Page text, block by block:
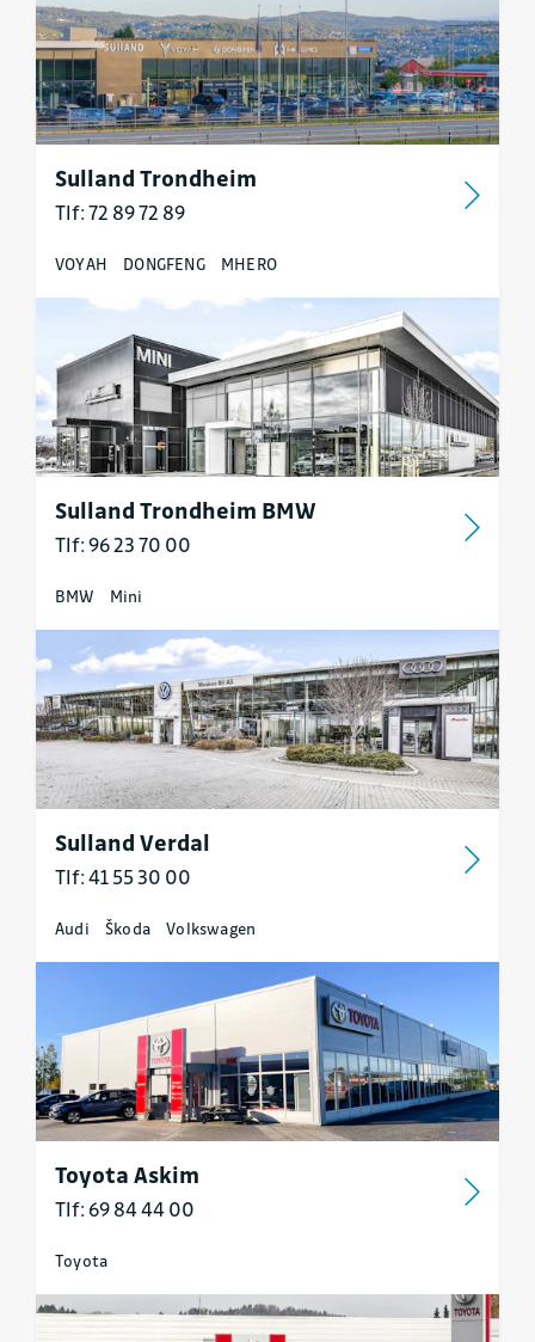
Sulland Trondheim
Tlf: 72 89 72 89
VOYAH DONGFENG MHERO
Sulland Trondheim BMW
Tlf: 96 23 70 00
BMW Mini
Sulland Verdal
Tlf: 41 55 30 00
Audi Škoda Volkswagen
Toyota Askim
Tlf: 69 84 44 00
Toyota